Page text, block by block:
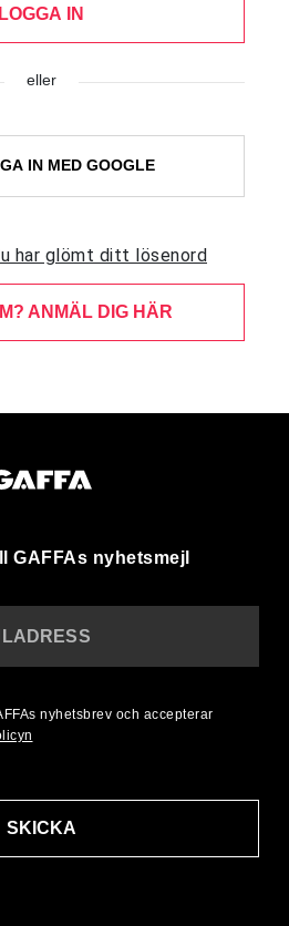
LOGGA IN
eller
IN MED GOOGLE
har glömt ditt lösenord
ANMÄL DIG HÄR
GAFFAs nyhetsmejl
SKICKA
nyhetsbrev och accepterar